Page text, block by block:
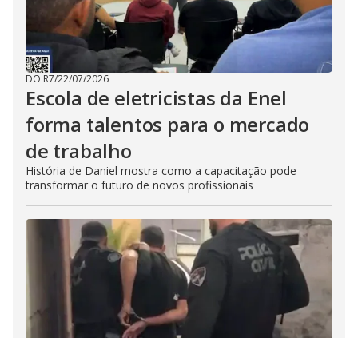
DO R7/22/07/2026
Escola de eletricistas da Enel
forma talentos para o mercado
de trabalho
História de Daniel mostra como a capacitação pode
transformar o futuro de novos profissionais